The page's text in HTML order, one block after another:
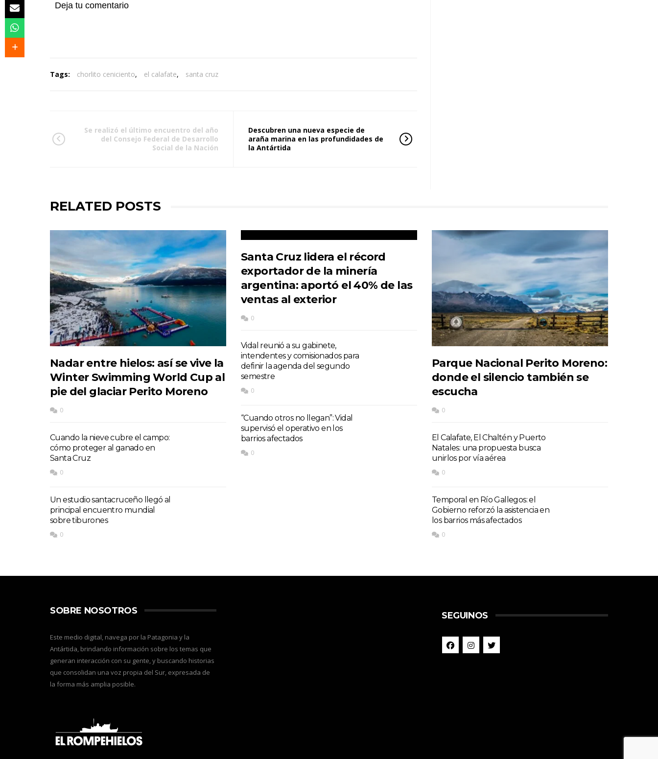
Deja tu comentario
Tags: chorlito ceniciento, el calafate, santa cruz
Se realizó el último encuentro del año
del Consejo Federal de Desarrollo
Social de la Nación
Descubren una nueva especie de
araña marina en las profundidades de
la Antártida
RELATED POSTS
Nadar entre hielos: así se vive la
Winter Swimming World Cup al
pie del glaciar Perito Moreno
0
Cuando la nieve cubre el campo:
cómo proteger al ganado en
Santa Cruz
0
Un estudio santacruceño llegó al
principal encuentro mundial
sobre tiburones
0
Santa Cruz lidera el récord
exportador de la minería
argentina: aportó el 40% de las
ventas al exterior
0
Vidal reunió a su gabinete,
intendentes y comisionados para
definir la agenda del segundo
semestre
0
“Cuando otros no llegan”: Vidal
supervisó el operativo en los
barrios afectados
0
Parque Nacional Perito Moreno:
donde el silencio también se
escucha
0
El Calafate, El Chaltén y Puerto
Natales: una propuesta busca
unirlos por vía aérea
0
Temporal en Río Gallegos: el
Gobierno reforzó la asistencia en
los barrios más afectados
0
SOBRE NOSOTROS
Este medio digital, navega por la Patagonia y la
Antártida, brindando información sobre los temas que
generan interacción con su gente, y buscando historias
que consolidan una voz propia del Sur, expresada de
la forma más amplia posible.
SEGUINOS